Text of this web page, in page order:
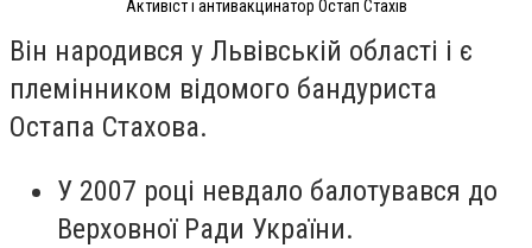
Активіст і антивакцинатор Остап Стахів
Він народився у Львівській області і є
племінником відомого бандуриста
Остапа Стахова.
У 2007 році невдало балотувався до
Верховної Ради України.